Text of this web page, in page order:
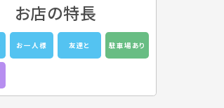
お店の特長
お一人様 友達と 駐車場あり